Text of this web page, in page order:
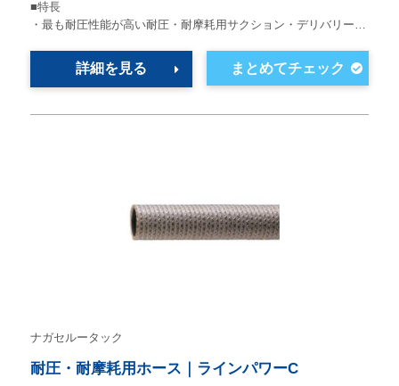
■特長
・最も耐圧性能が高い耐圧・耐摩耗用サクション・デリバリー…
詳細を見る
ナガセルータック
耐圧・耐摩耗用ホース｜ラインパワーC